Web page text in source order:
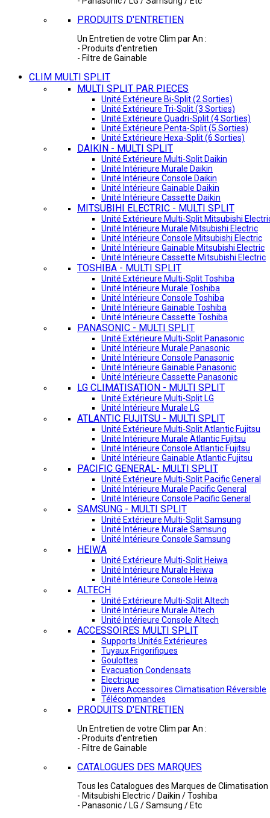
PRODUITS D'ENTRETIEN
Un Entretien de votre Clim par An :
- Produits d'entretien
- Filtre de Gainable
CLIM MULTI SPLIT
MULTI SPLIT PAR PIECES
Unité Extérieure Bi-Split (2 Sorties)
Unité Extérieure Tri-Split (3 Sorties)
Unité Extérieure Quadri-Split (4 Sorties)
Unité Extérieure Penta-Split (5 Sorties)
Unité Extérieure Hexa-Split (6 Sorties)
DAIKIN - MULTI SPLIT
Unité Extérieure Multi-Split Daikin
Unité Intérieure Murale Daikin
Unité Intérieure Console Daikin
Unité Intérieure Gainable Daikin
Unité Intérieure Cassette Daikin
MITSUBIHI ELECTRIC - MULTI SPLIT
Unité Extérieure Multi-Split Mitsubishi
Unité Intérieure Murale Mitsubishi Electric
Unité Intérieure Console Mitsubishi Electric
Unité Intérieure Gainable Mitsubishi Electric
Unité Intérieure Cassette Mitsubishi Electric
TOSHIBA - MULTI SPLIT
Unité Extérieure Multi-Split Toshiba
Unité Intérieure Murale Toshiba
Unité Intérieure Console Toshiba
Unité Intérieure Gainable Toshiba
Unité Intérieure Cassette Toshiba
PANASONIC - MULTI SPLIT
Unité Extérieure Multi-Split Panasonic
Unité Intérieure Murale Panasonic
Unité Intérieure Console Panasonic
Unité Intérieure Gainable Panasonic
Unité Intérieure Cassette Panasonic
LG CLIMATISATION - MULTI SPLIT
Unité Extérieure Multi-Split LG
Unité Intérieure Murale LG
ATLANTIC FUJITSU - MULTI SPLIT
Unité Extérieure Multi-Split Atlantic Fujitsu
Unité Intérieure Murale Atlantic Fujitsu
Unité Intérieure Console Atlantic Fujitsu
Unité Intérieure Gainable Atlantic Fujitsu
PACIFIC GENERAL- MULTI SPLIT
Unité Extérieure Multi-Split Pacific General
Unité Intérieure Murale Pacific General
Unité Intérieure Console Pacific General
SAMSUNG - MULTI SPLIT
Unité Extérieure Multi-Split Samsung
Unité Intérieure Murale Samsung
Unité Intérieure Console Samsung
HEIWA
Unité Extérieure Multi-Split Heiwa
Unité Intérieure Murale Heiwa
Unité Intérieure Console Heiwa
ALTECH
Unité Extérieure Multi-Split Altech
Unité Intérieure Murale Altech
Unité Intérieure Console Altech
ACCESSOIRES MULTI SPLIT
Supports Unités Extérieures
Tuyaux Frigorifiques
Goulottes
Evacuation Condensats
Electrique
Divers Accessoires Climatisation Réversible
Télécommandes
PRODUITS D'ENTRETIEN
Un Entretien de votre Clim par An :
- Produits d'entretien
- Filtre de Gainable
CATALOGUES DES MARQUES
Tous les Catalogues des Marques de Climatisation
- Mitsubishi Electric / Daikin / Toshiba
- Panasonic / LG / Samsung / Etc